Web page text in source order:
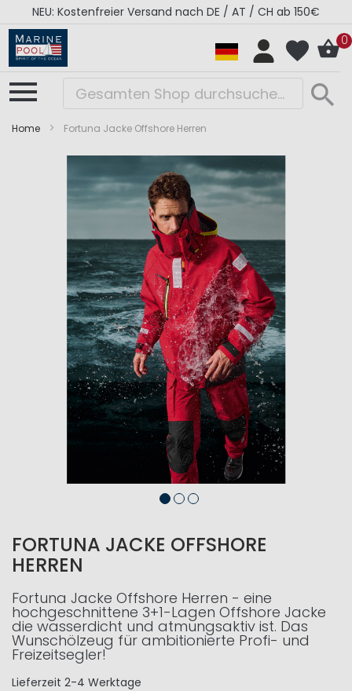
NEU: Kostenfreier Versand nach DE / AT / CH ab 150€
0
Home Fortuna Jacke Offshore Herren
Bildergalerie
springen
Bildergalerie
springen
FORTUNA JACKE OFFSHORE
HERREN
Fortuna Jacke Offshore Herren - eine
hochgeschnittene 3+1-Lagen Offshore Jacke
die wasserdicht und atmungsaktiv ist. Das
Wunschölzeug für ambitionierte Profi- und
Freizeitsegler!
Lieferzeit 2-4 Werktage